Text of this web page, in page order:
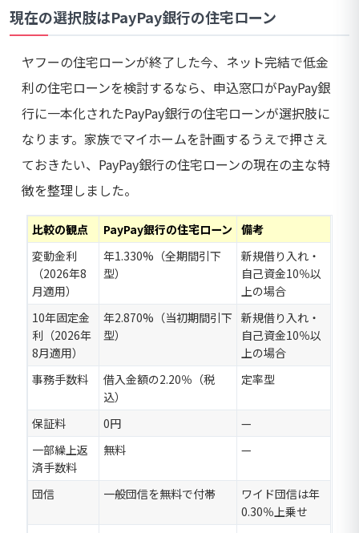
現在の選択肢はPayPay銀行の住宅ローン
ヤフーの住宅ローンが終了した今、ネット完結で低金
利の住宅ローンを検討するなら、申込窓口がPayPay銀
行に一本化されたPayPay銀行の住宅ローンが選択肢に
なります。家族でマイホームを計画するうえで押さえ
ておきたい、PayPay銀行の住宅ローンの現在の主な特
徴を整理しました。
比較の観点 PayPay銀行の住宅ローン 備考
変動金利
（2026年8
月適用）
年1.330%（全期間引下
型）
新規借り入れ・
自己資金10％以
上の場合
10年固定金
利（2026年
8月適用）
年2.870%（当初期間引下
型）
新規借り入れ・
自己資金10％以
上の場合
事務手数料
借入金額の2.20％（税
込）
定率型
保証料 0円
—
一部繰上返
済手数料
無料 —
団信 一般団信を無料で付帯
ワイド団信は年
0.30％上乗せ